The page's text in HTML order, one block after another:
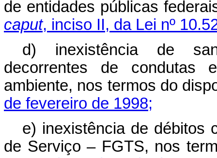
de entidades públicas
caput, inciso II, da Lei nº
d) inexistência de
decorrentes de condutas
ambiente, nos termos do
de fevereiro de 1998;
e) inexistência de débitos
de Serviço – FGTS, nos